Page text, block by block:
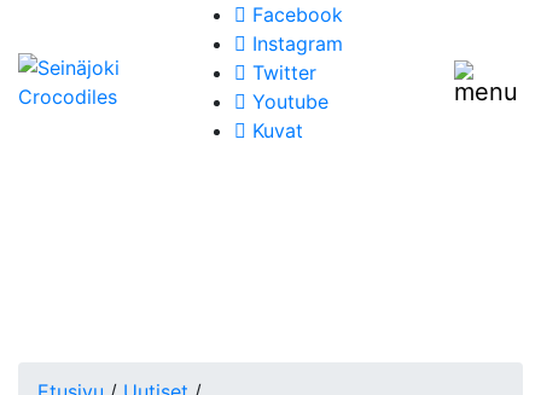
Facebook
Instagram
Twitter
Youtube
Kuvat